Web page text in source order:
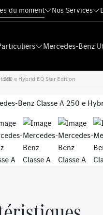
du moment Nos Services
Mercedes-Benz
›
250 e Hybrid EQ Star Edition